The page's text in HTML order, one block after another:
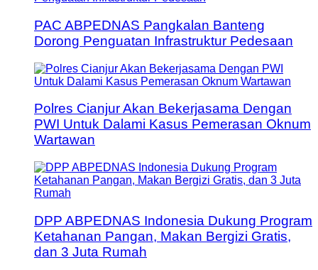
PAC ABPEDNAS Pangkalan Banteng
Dorong Penguatan Infrastruktur Pedesaan
Polres Cianjur Akan Bekerjasama Dengan
PWI Untuk Dalami Kasus Pemerasan Oknum
Wartawan
DPP ABPEDNAS Indonesia Dukung Program
Ketahanan Pangan, Makan Bergizi Gratis,
dan 3 Juta Rumah